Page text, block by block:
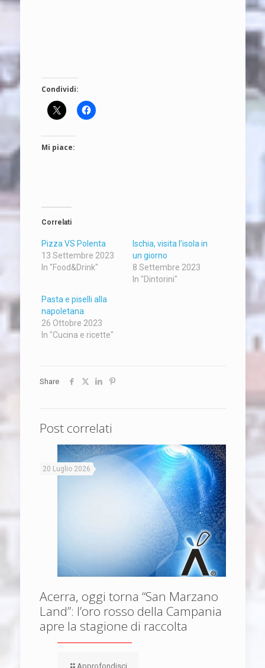
Condividi:
Mi piace:
Correlati
Pizza VS Polenta
13 Settembre 2023
In "Food&Drink"
Ischia, visita l’isola in
un giorno
8 Settembre 2023
In "Dintorini"
Pasta e piselli alla
napoletana
26 Ottobre 2023
In "Cucina e ricette"
Share
Post correlati
20 Luglio 2026
Acerra, oggi torna “San Marzano
Land”: l’oro rosso della Campania
apre la stagione di raccolta
Approfondisci